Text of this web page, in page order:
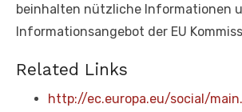
beinhalten nützliche Informationen
Informationsangebot der EU
Related Links
http://ec.europa.eu/social/